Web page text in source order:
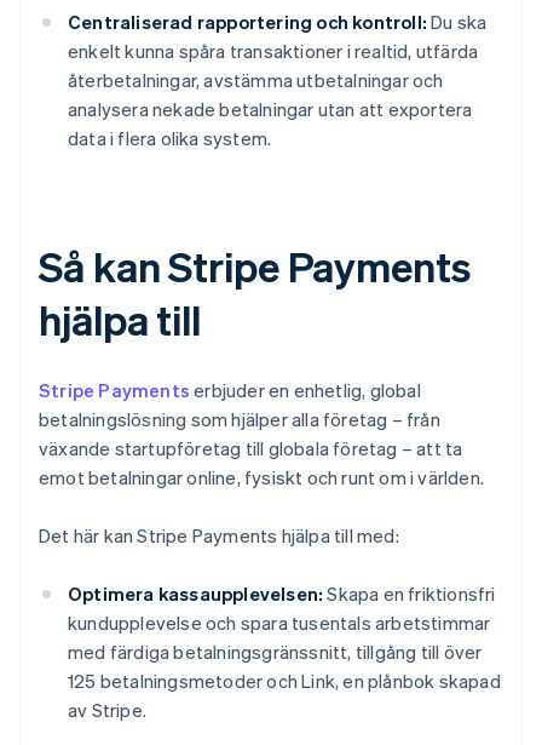
Centraliserad rapportering och kontroll: Du ska
enkelt kunna spåra transaktioner i realtid, utfärda
återbetalningar, avstämma utbetalningar och
analysera nekade betalningar utan att exportera
data i flera olika system.
Så kan Stripe Payments
hjälpa till
Stripe Payments erbjuder en enhetlig, global
betalningslösning som hjälper alla företag – från
växande startupföretag till globala företag – att ta
emot betalningar online, fysiskt och runt om i världen.
Det här kan Stripe Payments hjälpa till med:
Optimera kassaupplevelsen: Skapa en friktionsfri
kundupplevelse och spara tusentals arbetstimmar
med färdiga betalningsgränssnitt, tillgång till över
125 betalningsmetoder och Link, en plånbok skapad
av Stripe.